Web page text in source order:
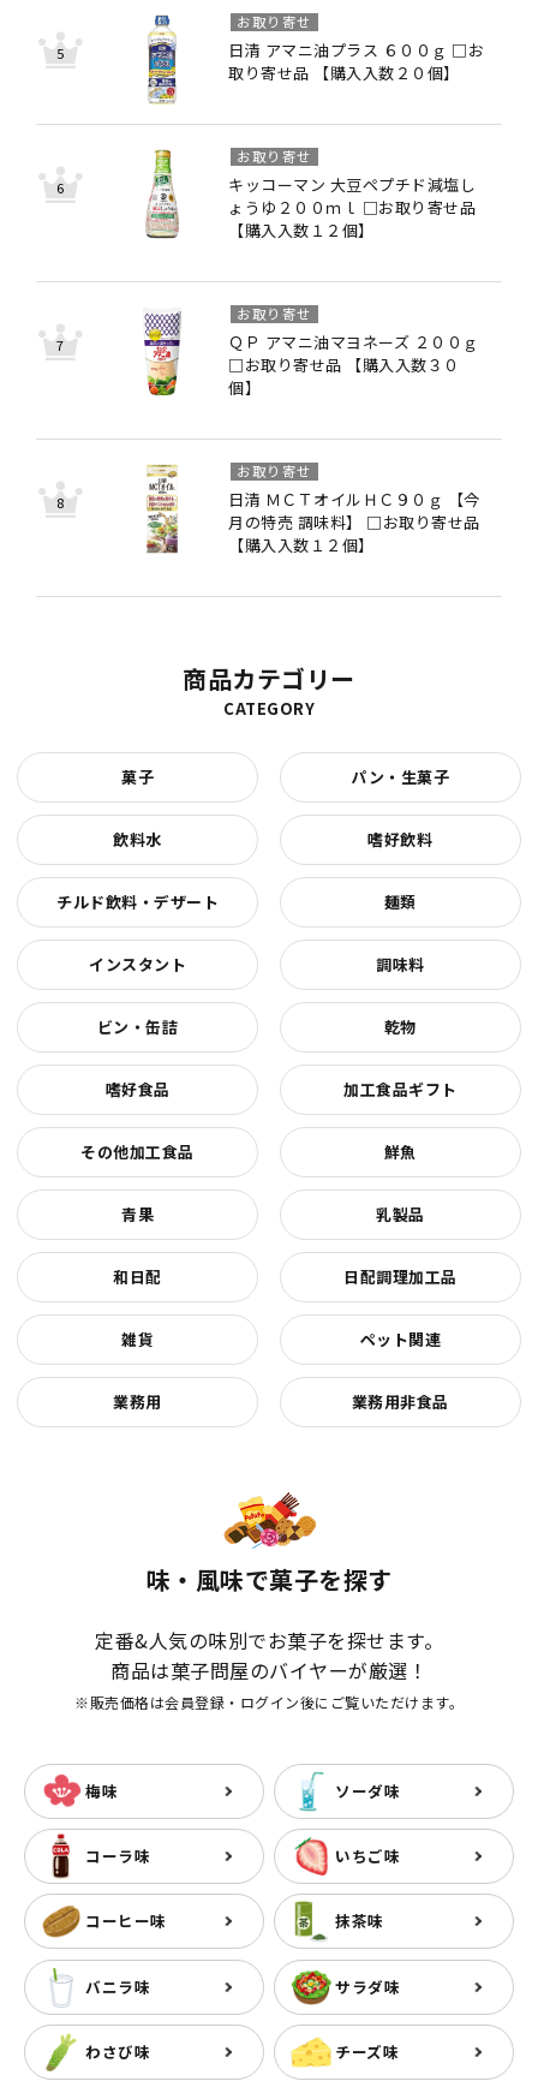
日清 アマニ油プラス ６００ｇ □お
取り寄せ品 【購入入数２０個】
お取り寄せ
キッコーマン 大豆ペプチド減塩し
ょうゆ２００ｍｌ □お取り寄せ品
【購入入数１２個】
お取り寄せ
ＱＰ アマニ油マヨネーズ ２００ｇ
□お取り寄せ品 【購入入数３０
個】
お取り寄せ
日清 ＭＣＴオイルＨＣ９０ｇ 【今
月の特売 調味料】 □お取り寄せ品
【購入入数１２個】
お取り寄せ
商品カテゴリー
CATEGORY
菓子 パン・生菓子
飲料水 嗜好飲料
チルド飲料・デザート 麺類
インスタント 調味料
ビン・缶詰 乾物
嗜好食品 加工食品ギフト
その他加工食品 鮮魚
青果 乳製品
和日配 日配調理加工品
雑貨 ペット関連
業務用 業務用非食品
味・風味で菓子を探す
定番&人気の味別でお菓子を探せます。
商品は菓子問屋のバイヤーが厳選！
※販売価格は会員登録・ログイン後にご覧いただけます。
梅味 ソーダ味
コーラ味 いちご味
コーヒー味 抹茶味
バニラ味 サラダ味
わさび味 チーズ味